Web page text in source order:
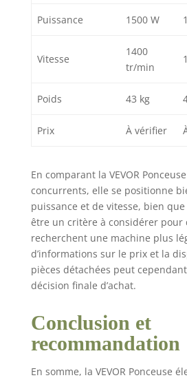
longs.
Puissance 1500 W
Vitesse
1400
tr/min
Poids 43 kg
Prix À vérifier
En comparant la VEVOR
concurrents, elle se positionne
puissance et de vitesse, bien
être un critère à considérer pour
recherchent une machine plus
d’informations sur le prix et la
pièces détachées peut
décision finale d’achat.
Conclusion et
recommandation
En somme, la VEVOR Ponceuse